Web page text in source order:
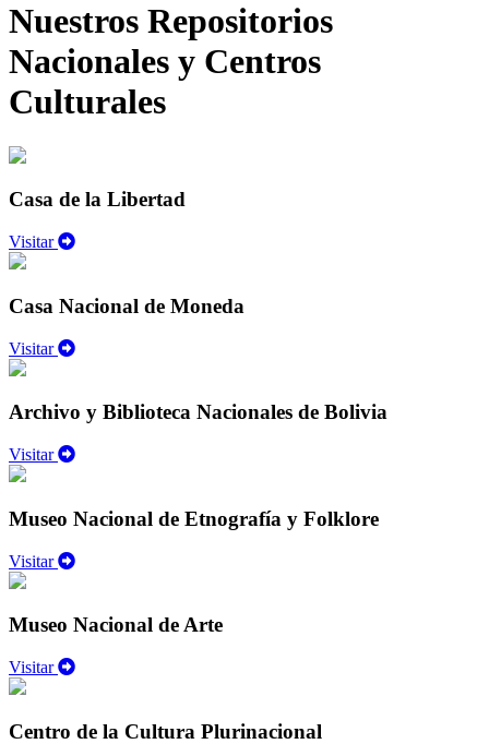
Nuestros Repositorios
Nacionales y Centros
Culturales
Casa de la Libertad
Visitar
Casa Nacional de Moneda
Visitar
Archivo y Biblioteca Nacionales de Bolivia
Visitar
Museo Nacional de Etnografía y Folklore
Visitar
Museo Nacional de Arte
Visitar
Centro de la Cultura Plurinacional